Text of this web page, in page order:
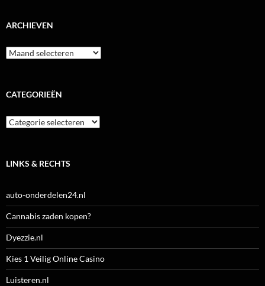
ARCHIEVEN
Archieven
CATEGORIEËN
Categorieën
LINKS & RECHTS
auto-onderdelen24.nl
Cannabis zaden kopen?
Dyezzie.nl
Kies 1 Veilig Online Casino
Luisteren.nl